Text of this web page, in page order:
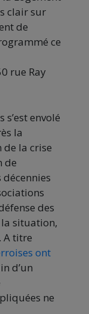
clair sur
de
ce
rue Ray
envolé
la
de la crise
de
des
situation,
A titre
ont
d’un
ne